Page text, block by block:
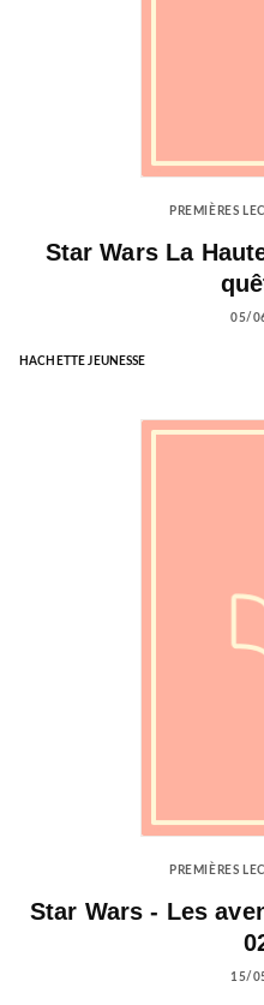
PREMIÈRES
Star Wars La
05/
HACHETTE JEUNESSE
PREMIÈRES
Star Wars - Les
15/